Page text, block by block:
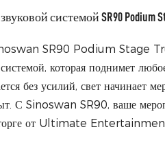
звуковой системой SR90 Podium
SR90 Podium Stage
которая поднимет
без усилий, свет начинает
С Sinoswan SR90, ваше
от Ultimate